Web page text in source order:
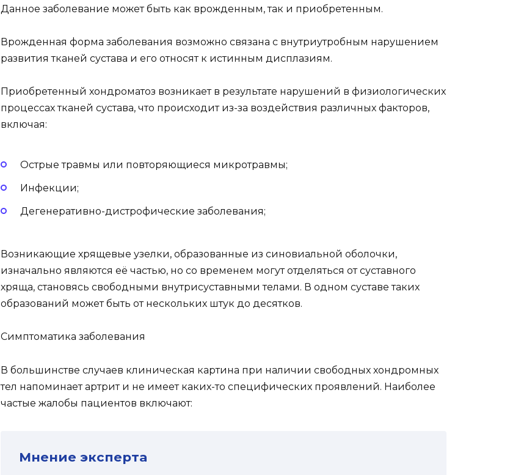
Данное заболевание может быть как врожденным, так и приобретенным.
Врожденная форма заболевания возможно связана с внутриутробным нарушением
развития тканей сустава и его относят к истинным дисплазиям.
Приобретенный хондроматоз возникает в результате нарушений в физиологических
процессах тканей сустава, что происходит из-за воздействия различных факторов,
включая:
Острые травмы или повторяющиеся микротравмы;
Инфекции;
Дегенеративно-дистрофические заболевания;
Возникающие хрящевые узелки, образованные из синовиальной оболочки,
изначально являются её частью, но со временем могут отделяться от суставного
хряща, становясь свободными внутрисуставными телами. В одном суставе таких
образований может быть от нескольких штук до десятков.
Симптоматика заболевания
В большинстве случаев клиническая картина при наличии свободных хондромных
тел напоминает артрит и не имеет каких-то специфических проявлений. Наиболее
частые жалобы пациентов включают:
Мнение эксперта